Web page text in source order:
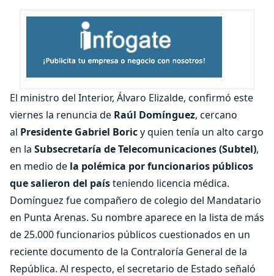
El ministro del Interior, Álvaro Elizalde, confirmó este
viernes la renuncia de Raúl Domínguez, cercano
al Presidente Gabriel Boricy quien tenía un alto cargo
en la Subsecretaría de Telecomunicaciones (Subtel),
en medio de la polémica por funcionarios públicos
que salieron del paísteniendo licencia médica.
Domínguez fue compañero de colegio del Mandatario
en Punta Arenas. Su nombre aparece en la lista de más
de 25.000 funcionarios públicos cuestionados en un
reciente documento de la Contraloría General de la
República. Al respecto, el secretario de Estado señaló